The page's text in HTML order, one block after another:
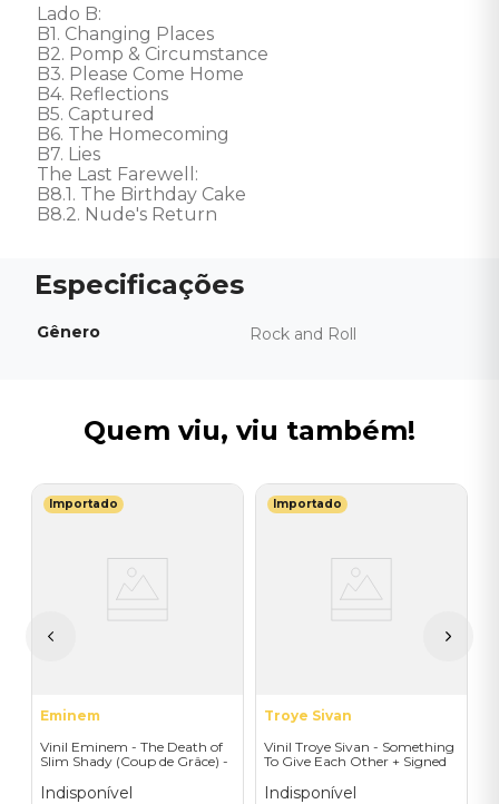
Lado B:
B1. Changing Places
B2. Pomp & Circumstance
B3. Please Come Home
B4. Reflections
B5. Captured
B6. The Homecoming
B7. Lies
The Last Farewell:
B8.1. The Birthday Cake
B8.2. Nude's Return
Gênero Rock and Roll
Quem viu, viu também!
Importado
Eminem
Vinil Eminem - The Death of
Slim Shady (Coup de Grâce) -
Indisponível
Importado
Troye Sivan
Vinil Troye Sivan - Something
To Give Each Other + Signed
Indisponível